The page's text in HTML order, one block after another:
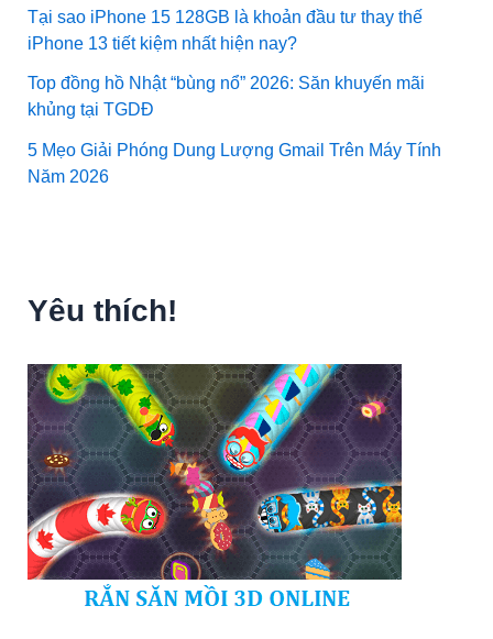
Tại sao iPhone 15 128GB là khoản đầu tư thay thế
iPhone 13 tiết kiệm nhất hiện nay?
Top đồng hồ Nhật “bùng nổ” 2026: Săn khuyến mãi
khủng tại TGDĐ
5 Mẹo Giải Phóng Dung Lượng Gmail Trên Máy Tính
Năm 2026
Yêu thích!